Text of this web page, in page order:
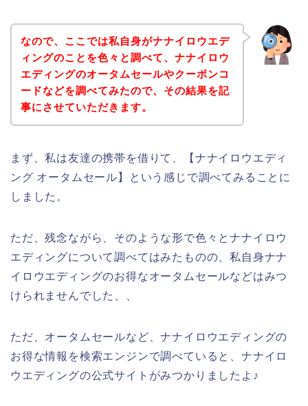
なので、ここでは私自身がナナイロウエデ
ィングのことを色々と調べて、ナナイロウ
エディングのオータムセールやクーポンコ
ードなどを調べてみたので、その結果を記
事にさせていただきます。
まず、私は友達の携帯を借りて、【ナナイロウエディ
ング オータムセール】という感じで調べてみることに
しました。
ただ、残念ながら、そのような形で色々とナナイロウ
エディングについて調べてはみたものの、私自身ナナ
イロウエディングのお得なオータムセールなどはみつ
けられませんでした、、
ただ、オータムセールなど、ナナイロウエディングの
お得な情報を検索エンジンで調べていると、ナナイロ
ウエディングの公式サイトがみつかりましたよ♪